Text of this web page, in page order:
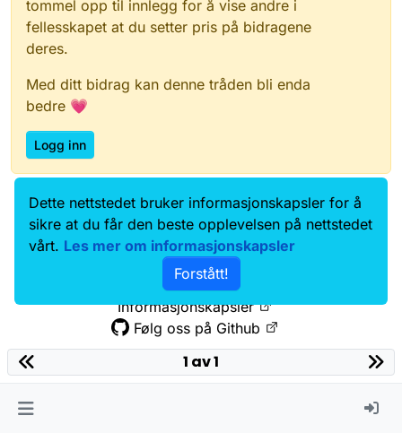
tommel opp til innlegg for å vise andre i
fellesskapet at du setter pris på bidragene
deres.
Med ditt bidrag kan denne tråden bli enda
bedre 💗
Logg inn
Data.norge.no
Kontakt oss
Samtykke og brukervilkår
Tilgjengelighetserklæring
Personvernerklæring
Informasjonskapsler
Følg oss på Github
1 av 1
Dette nettstedet bruker informasjonskapsler for å
sikre at du får den beste opplevelsen på nettstedet
vårt. Les mer om informasjonskapsler
Forstått!